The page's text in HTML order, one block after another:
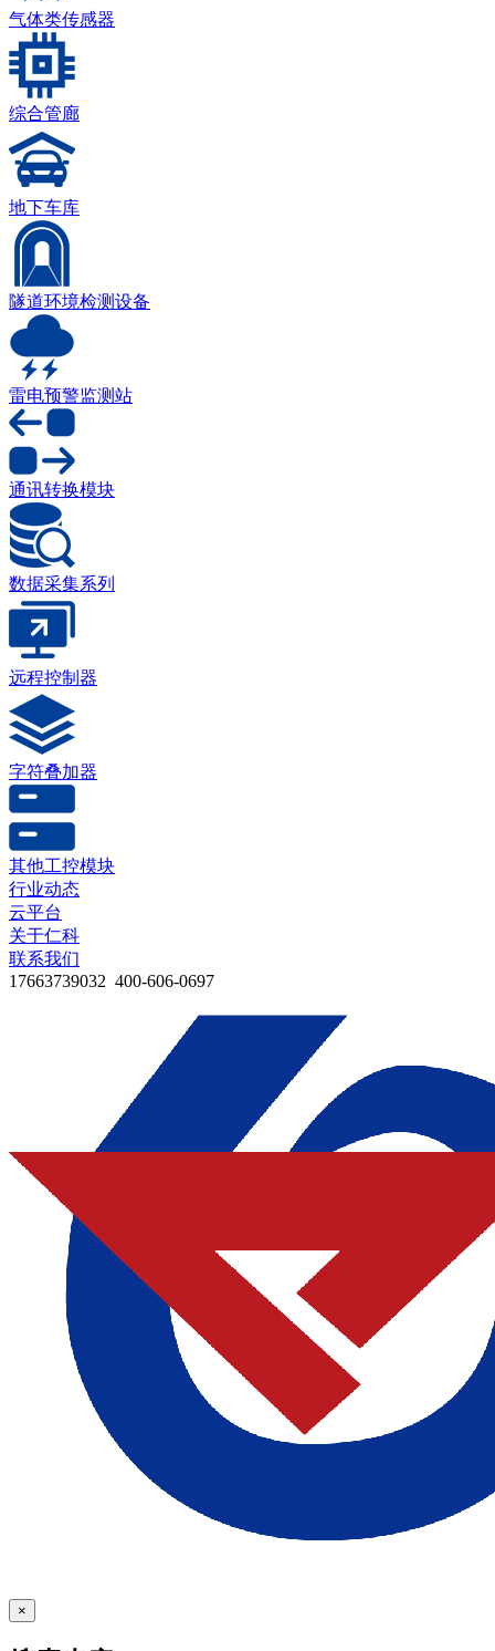
气体类传感器
综合管廊
地下车库
隧道环境检测设备
雷电预警监测站
通讯转换模块
数据采集系列
远程控制器
字符叠加器
其他工控模块
行业动态
云平台
关于仁科
联系我们
17663739032 400-606-0697
×